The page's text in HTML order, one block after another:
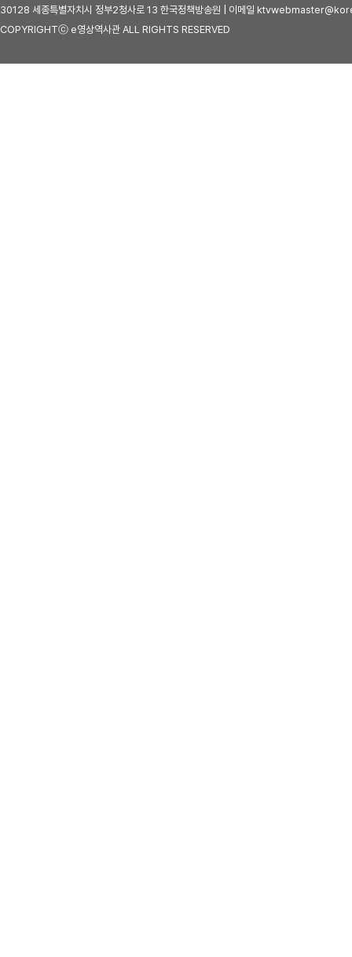
30128 세종특별자치시 정부2청사로 13 한국정책방송원 | 이메일
COPYRIGHTⓒ e영상역사관 ALL RIGHTS RESERVED